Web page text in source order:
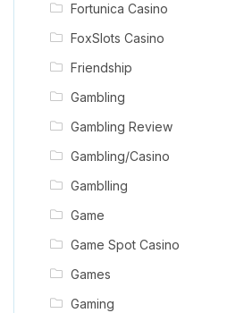
Fortunica Casino
FoxSlots Casino
Friendship
Gambling
Gambling Review
Gambling/Casino
Gamblling
Game
Game Spot Casino
Games
Gaming